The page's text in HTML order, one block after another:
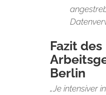
Fazit des
Berlin
„Je intensiver